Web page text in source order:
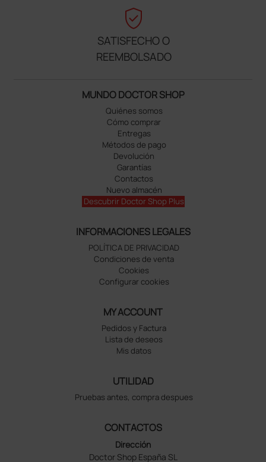
verified_user
SATISFECHO O
REEMBOLSADO
MUNDO DOCTOR SHOP
Quiénes somos
Cómo comprar
Entregas
Métodos de pago
Devolución
Garantías
Contactos
Nuevo almacén
Descubrir Doctor Shop Plus
INFORMACIONES LEGALES
POLÍTICA DE PRIVACIDAD
Condiciones de venta
Cookies
Configurar cookies
MY ACCOUNT
Pedidos y Factura
Lista de deseos
Mis datos
UTILIDAD
Pruebas antes, compra despues
CONTACTOS
Dirección
Doctor Shop España SL